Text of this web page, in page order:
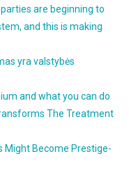
are beginning to
and this is making
yra valstybės
and what you can do
The Treatment
Might Become Prestige-